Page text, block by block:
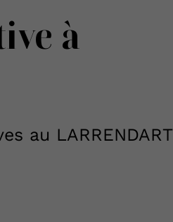
à
au LARRENDART